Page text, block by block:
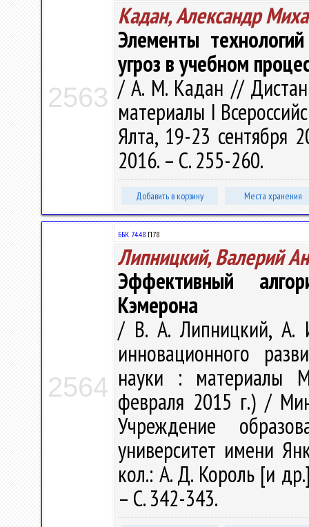
2563
Кадан, Александр
Элементы
угроз в учебном
/ А. М. Кадан //
материалы I
Ялта, 19-23 сентября
2016. – С. 255-260.
Добавить в корзину Места хранения
2564
ББК 74.48 П78
Липницкий, Валерий
Эффективный
Кэмерона
/ В. А. Липницкий, А.
инновационного
науки : материалы
февраля 2015 г.) /
Учреждение
университет имени
кол.: А. Д. Король [и
– С. 342-343.